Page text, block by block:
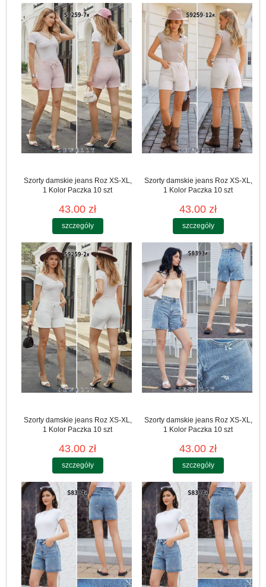
Szorty damskie jeans Roz XS-XL,
1 Kolor Paczka 10 szt
43.00 zł
szczegóły
Szorty damskie jeans Roz XS-XL,
1 Kolor Paczka 10 szt
43.00 zł
szczegóły
Szorty damskie jeans Roz XS-XL,
1 Kolor Paczka 10 szt
43.00 zł
szczegóły
Szorty damskie jeans Roz XS-XL,
1 Kolor Paczka 10 szt
43.00 zł
szczegóły